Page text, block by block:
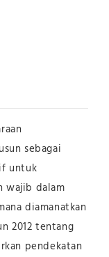
sebagai
untuk
wajib dalam
diamanatkan
2012 tentang
pendekatan